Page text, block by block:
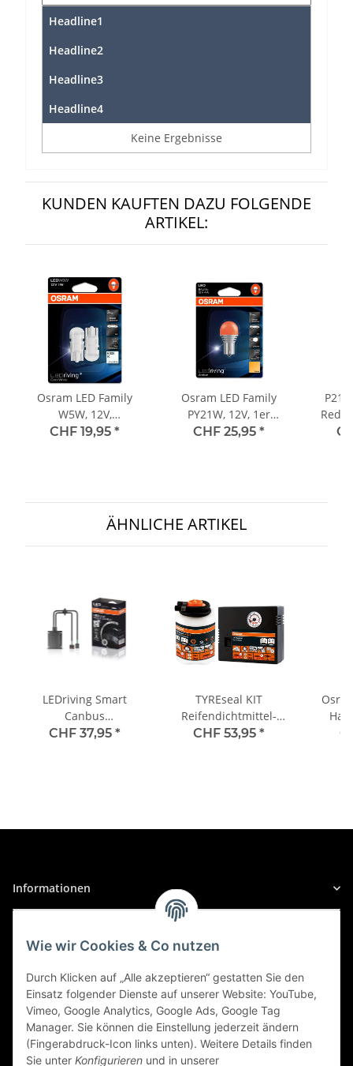
Headline1
Headline2
Headline3
Headline4
Keine Ergebnisse
KUNDEN KAUFTEN DAZU FOLGENDE
ARTIKEL:
Osram LED Family
W5W, 12V,
Doppelblister -
CHF 19,95 *
Osram LED Family
PY21W, 12V, 1er
Blister - 7557YE-01B
CHF 25,95 *
Red
ÄHNLICHE ARTIKEL
LEDriving Smart
Canbus
Lastwiderstand für H7
CHF 37,95 *
TYREseal KIT
Reifendichtmittel-
Reparatursatz 1 St.
CHF 53,95 *
Informationen
Sicher Einkaufen
Wie wir Cookies & Co nutzen
Durch Klicken auf „Alle akzeptieren“ gestatten Sie den
Einsatz folgender Dienste auf unserer Website: YouTube,
Vimeo, Google Analytics, Google Ads, Google Tag
Manager. Sie können die Einstellung jederzeit ändern
(Fingerabdruck-Icon links unten). Weitere Details finden
Sie unter Konfigurieren und in unserer